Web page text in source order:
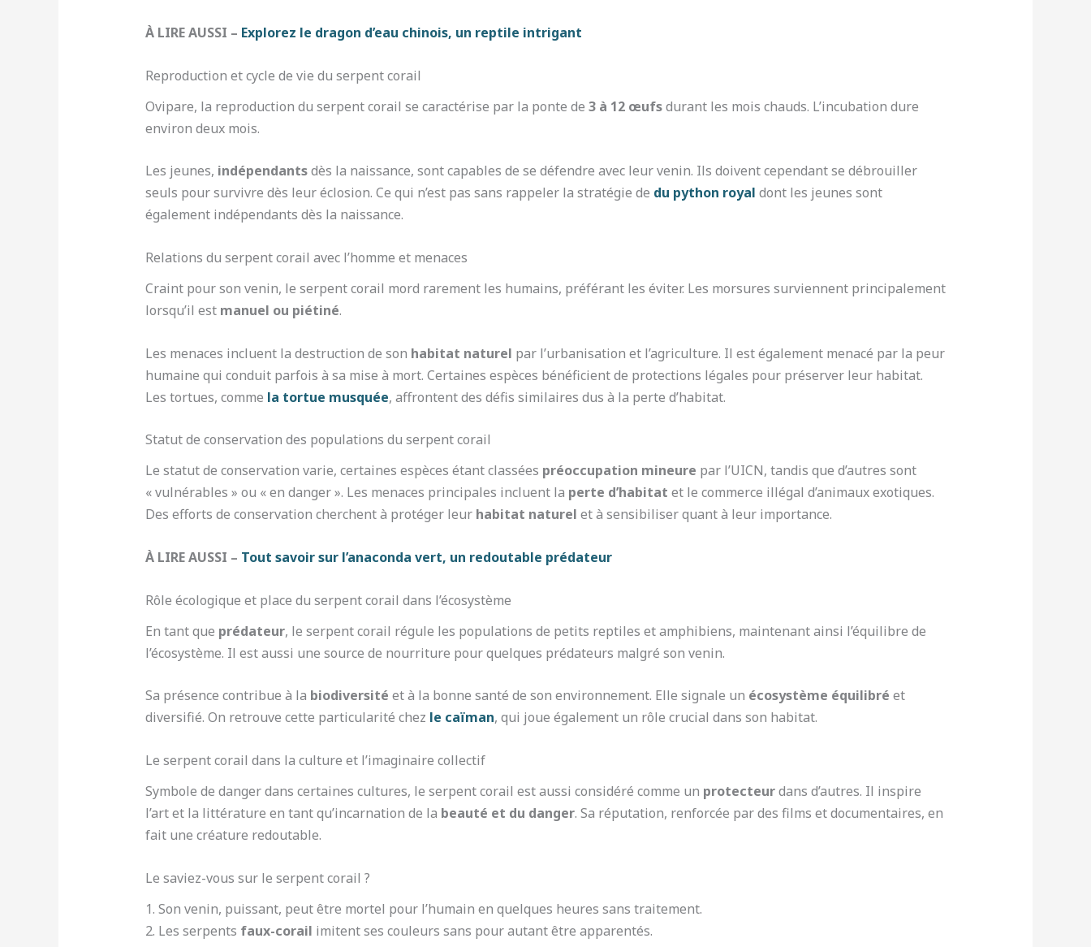
À LIRE AUSSI – Explorez le dragon d’eau chinois, un reptile intrigant
Reproduction et cycle de vie du serpent corail
Ovipare, la reproduction du serpent corail se caractérise par la ponte de 3 à 12 œufsdurant les mois chauds. L’incubation dure
environ deux mois.
Les jeunes, indépendantsdès la naissance, sont capables de se défendre avec leur venin. Ils doivent cependant se débrouiller
seuls pour survivre dès leur éclosion. Ce qui n’est pas sans rappeler la stratégie de du python royal dont les jeunes sont
également indépendants dès la naissance.
Relations du serpent corail avec l’homme et menaces
Craint pour son venin, le serpent corail mord rarement les humains, préférant les éviter. Les morsures surviennent principalement
lorsqu’il est manuel ou piétiné.
Les menaces incluent la destruction de son habitat naturel par l’urbanisation et l’agriculture. Il est également menacé par la peur
humaine qui conduit parfois à sa mise à mort. Certaines espèces bénéficient de protections légales pour préserver leur habitat.
Les tortues, comme la tortue musquée, affrontent des défis similaires dus à la perte d’habitat.
Statut de conservation des populations du serpent corail
Le statut de conservation varie, certaines espèces étant classées préoccupation mineure par l’UICN, tandis que d’autres sont
« vulnérables » ou « en danger ». Les menaces principales incluent la perte d’habitat et le commerce illégal d’animaux exotiques.
Des efforts de conservation cherchent à protéger leur habitat naturel et à sensibiliser quant à leur importance.
À LIRE AUSSI – Tout savoir sur l’anaconda vert, un redoutable prédateur
Rôle écologique et place du serpent corail dans l’écosystème
En tant que prédateur, le serpent corail régule les populations de petits reptiles et amphibiens, maintenant ainsi l’équilibre de
l’écosystème. Il est aussi une source de nourriture pour quelques prédateurs malgré son venin.
Sa présence contribue à la biodiversité et à la bonne santé de son environnement. Elle signale un écosystème équilibré et
diversifié. On retrouve cette particularité chez le caïman, qui joue également un rôle crucial dans son habitat.
Le serpent corail dans la culture et l’imaginaire collectif
Symbole de danger dans certaines cultures, le serpent corail est aussi considéré comme un protecteurdans d’autres. Il inspire
l’art et la littérature en tant qu’incarnation de la beauté et du danger. Sa réputation, renforcée par des films et documentaires, en
fait une créature redoutable.
Le saviez-vous sur le serpent corail ?
1. Son venin, puissant, peut être mortel pour l’humain en quelques heures sans traitement.
2. Les serpents faux-corail imitent ses couleurs sans pour autant être apparentés.